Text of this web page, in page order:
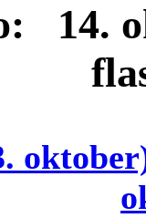
14.